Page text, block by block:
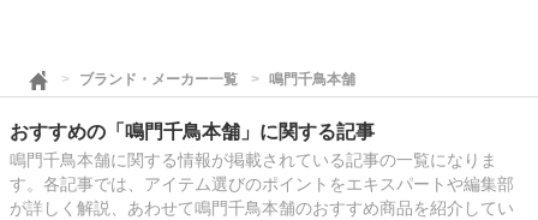
ブランド・メーカー一覧 鳴門千鳥本舗
おすすめの「鳴門千鳥本舗」に関する記事
鳴門千鳥本舗に関する情報が掲載されている記事の一覧になりま
す。各記事では、アイテム選びのポイントをエキスパートや編集部
が詳しく解説、あわせて鳴門千鳥本舗のおすすめ商品を紹介してい